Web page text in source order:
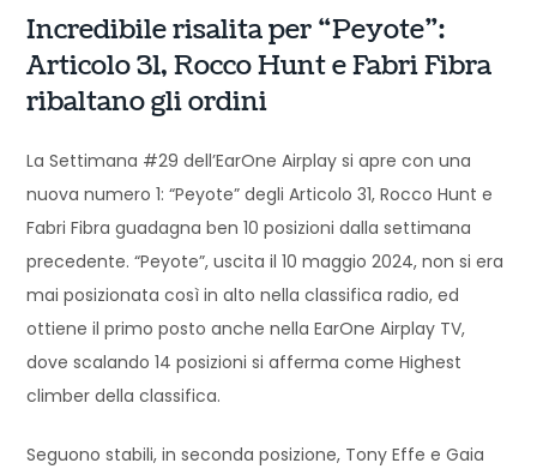
Incredibile risalita per “Peyote”:
Articolo 31, Rocco Hunt e Fabri Fibra
ribaltano gli ordini
La Settimana #29 dell’EarOne Airplay si apre con una
nuova numero 1: “Peyote” degli Articolo 31, Rocco Hunt e
Fabri Fibra guadagna ben 10 posizioni dalla settimana
precedente. “Peyote”, uscita il 10 maggio 2024, non si era
mai posizionata così in alto nella classifica radio, ed
ottiene il primo posto anche nella EarOne Airplay TV,
dove scalando 14 posizioni si afferma come Highest
climber della classifica.
Seguono stabili, in seconda posizione, Tony Effe e Gaia